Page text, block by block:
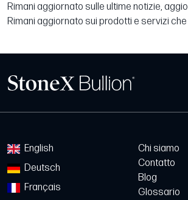
Rimani aggiornato sulle ultime notizie,
Rimani aggiornato sui prodotti e servizi
English
Deutsch
Français
Chi siamo
Contatto
Blog
Glossario